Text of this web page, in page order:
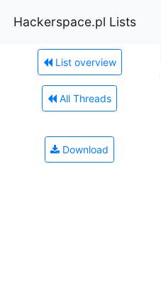
Hackerspace.pl Lists
List overview
All Threads
Download